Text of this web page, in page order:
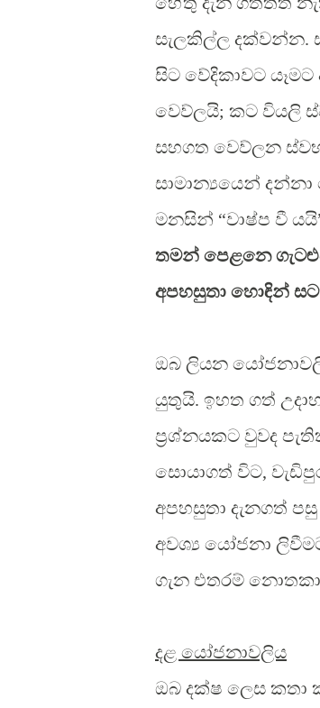
සැලකිල්ල දක්වන්න.
සිට වේදිකාවට
වෙව්ලයි; කට වියලි
සහගත වෙව්ලන
සාමාන්‍යයෙන්
මනසින් “වාෂ්ප වී
තමන් පෙළනෙ
අපහසුතා හොඳින්
ඔබ ලියන
යුතුයි. ඉහත ගත්
ප්‍රශ්නයකට වුවද
සොයාගත් විට,
අපහසුතා දැනගත්
අවශ්‍ය යෝජනා
ගැන එතරම්
දළ යෝජනාවලිය
ඔබ දක්ෂ ලෙස කතා